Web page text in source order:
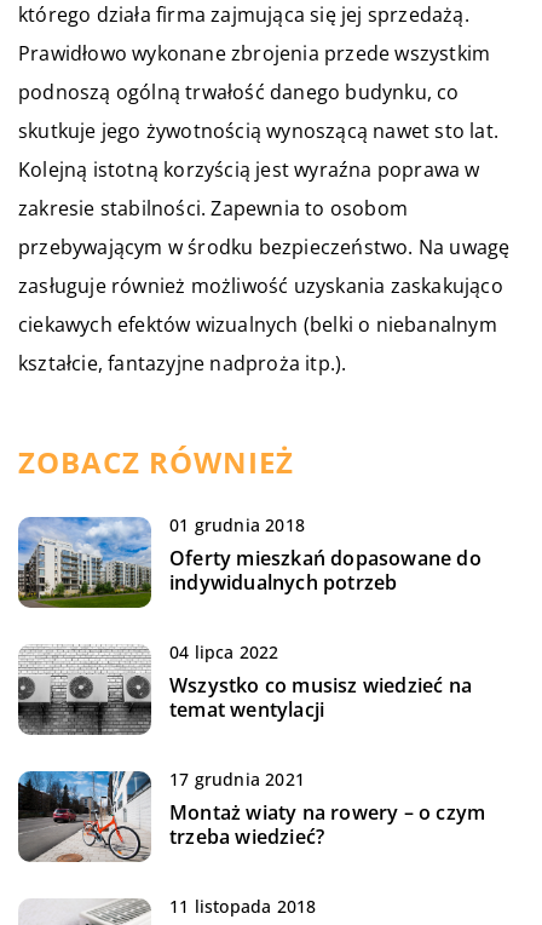
którego działa firma zajmująca się jej sprzedażą.
Prawidłowo wykonane zbrojenia przede wszystkim
podnoszą ogólną trwałość danego budynku, co
skutkuje jego żywotnością wynoszącą nawet sto lat.
Kolejną istotną korzyścią jest wyraźna poprawa w
zakresie stabilności. Zapewnia to osobom
przebywającym w środku bezpieczeństwo. Na uwagę
zasługuje również możliwość uzyskania zaskakująco
ciekawych efektów wizualnych (belki o niebanalnym
kształcie, fantazyjne nadproża itp.).
ZOBACZ RÓWNIEŻ
01 grudnia 2018
Oferty mieszkań dopasowane do
indywidualnych potrzeb
04 lipca 2022
Wszystko co musisz wiedzieć na
temat wentylacji
17 grudnia 2021
Montaż wiaty na rowery – o czym
trzeba wiedzieć?
11 listopada 2018